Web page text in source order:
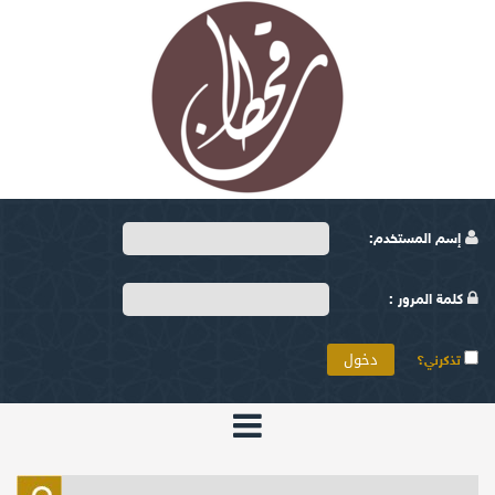
إسم المستخدم:
كلمة المرور :
تذكرني؟